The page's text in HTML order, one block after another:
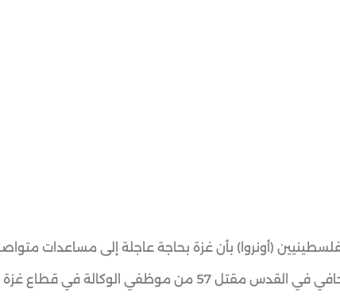
(أونروا) بأن غزة بحاجة عاجلة إلى مساعدات
اندلاع الحرب فيالسابع من تشرين الأول.